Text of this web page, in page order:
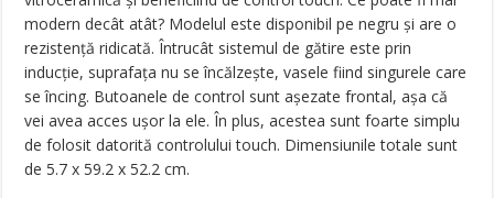
modern decât atât? Modelul este disponibil pe negru și are o
rezistență ridicată. Întrucât sistemul de gătire este prin
inducție, suprafața nu se încălzește, vasele fiind singurele care
se încing. Butoanele de control sunt așezate frontal, așa că
vei avea acces ușor la ele. În plus, acestea sunt foarte simplu
de folosit datorită controlului touch. Dimensiunile totale sunt
de 5.7 x 59.2 x 52.2 cm.